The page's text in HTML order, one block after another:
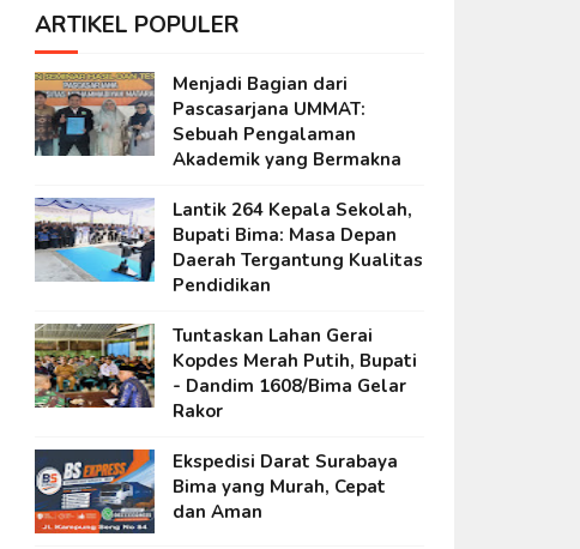
ARTIKEL POPULER
Menjadi Bagian dari
Pascasarjana UMMAT:
Sebuah Pengalaman
Akademik yang Bermakna
Lantik 264 Kepala Sekolah,
Bupati Bima: Masa Depan
Daerah Tergantung Kualitas
Pendidikan
Tuntaskan Lahan Gerai
Kopdes Merah Putih, Bupati
- Dandim 1608/Bima Gelar
Rakor
Ekspedisi Darat Surabaya
Bima yang Murah, Cepat
dan Aman